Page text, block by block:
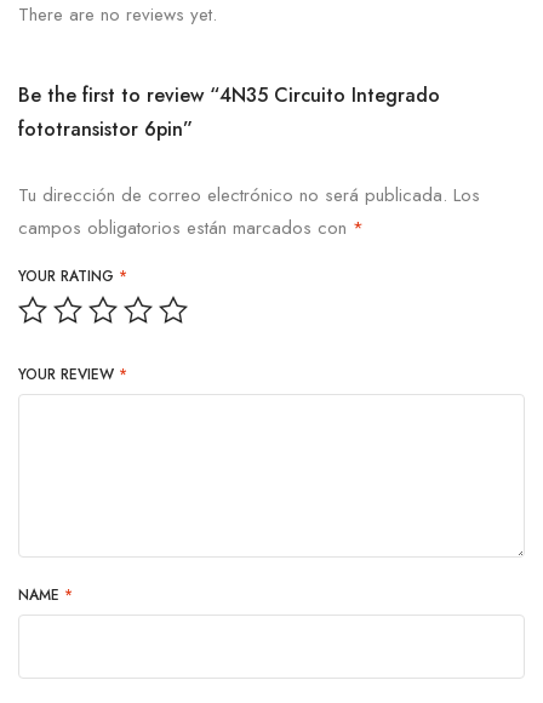
There are no reviews yet.
Be the first to review “4N35 Circuito Integrado
fototransistor 6pin”
Tu dirección de correo electrónico no será publicada. Los
campos obligatorios están marcados con *
YOUR RATING *
YOUR REVIEW *
NAME *